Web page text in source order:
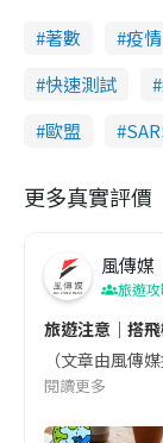
著數 疫情
快速測試
歐盟
更多真實評價
風傳媒
旅遊
旅遊注意｜搭
（文章由風傳
閱讀更多